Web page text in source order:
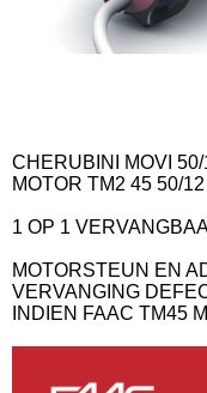
CHERUBINI MOVI
MOTOR TM2 45 50/12
1 OP 1
MOTORSTEUN EN
VERVANGING
INDIEN FAAC TM45